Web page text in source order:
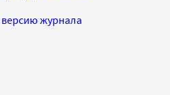
журнала